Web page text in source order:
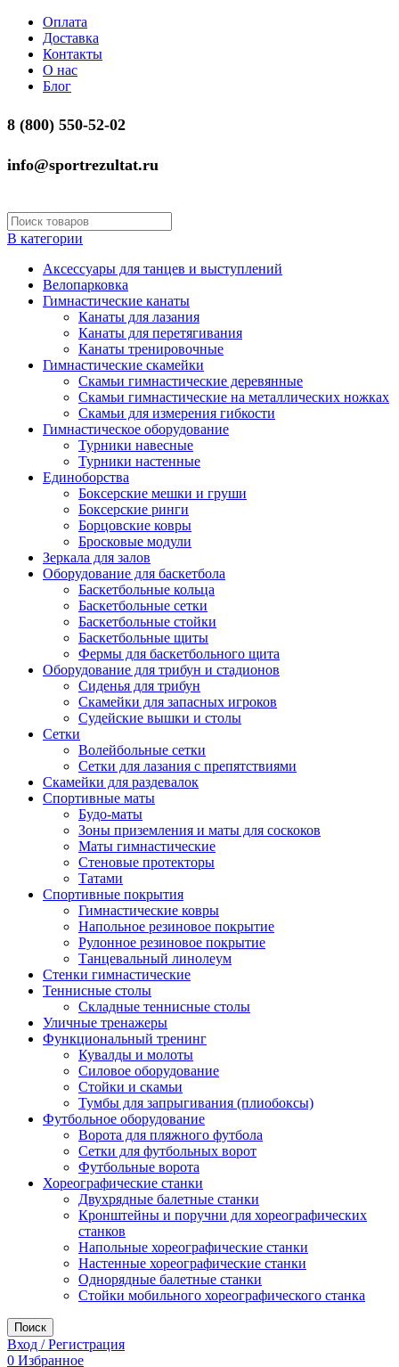
Оплата
Доставка
Контакты
О нас
Блог
8 (800) 550-52-02
info@sportrezultat.ru
В категории
Аксессуары для танцев и выступлений
Велопарковка
Гимнастические канаты
Канаты для лазания
Канаты для перетягивания
Канаты тренировочные
Гимнастические скамейки
Скамьи гимнастические деревянные
Скамьи гимнастические на металлических ножках
Скамьи для измерения гибкости
Гимнастическое оборудование
Турники навесные
Турники настенные
Единоборства
Боксерские мешки и груши
Боксерские ринги
Борцовские ковры
Бросковые модули
Зеркала для залов
Оборудование для баскетбола
Баскетбольные кольца
Баскетбольные сетки
Баскетбольные стойки
Баскетбольные щиты
Фермы для баскетбольного щита
Оборудование для трибун и стадионов
Сиденья для трибун
Скамейки для запасных игроков
Судейские вышки и столы
Сетки
Волейбольные сетки
Сетки для лазания с препятствиями
Скамейки для раздевалок
Спортивные маты
Будо-маты
Зоны приземления и маты для соскоков
Маты гимнастические
Стеновые протекторы
Татами
Спортивные покрытия
Гимнастические ковры
Напольное резиновое покрытие
Рулонное резиновое покрытие
Танцевальный линолеум
Стенки гимнастические
Теннисные столы
Складные теннисные столы
Уличные тренажеры
Функциональный тренинг
Кувалды и молоты
Силовое оборудование
Стойки и скамьи
Тумбы для запрыгивания (плиобоксы)
Футбольное оборудование
Ворота для пляжного футбола
Сетки для футбольных ворот
Футбольные ворота
Хореографические станки
Двухрядные балетные станки
Кронштейны и поручни для хореографических
станков
Напольные хореографические станки
Настенные хореографические станки
Однорядные балетные станки
Стойки мобильного хореографического станка
Поиск
Вход / Регистрация
0 Избранное